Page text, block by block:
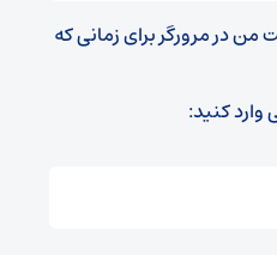
من در مرورگر برای زمانی که
وارد کنید: